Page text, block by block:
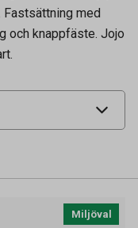
med
och knappfäste. Jojo
84020004
55121503
Miljöval